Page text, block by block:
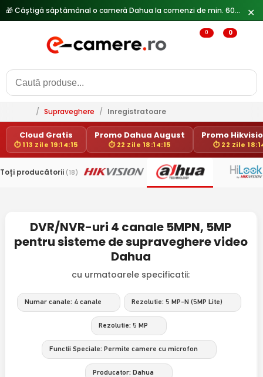
🎁 Câștigă săptămânal o cameră Dahua la comenzi de min. 600 lei — ✕
0 0
/ Supraveghere / Inregistratoare
Cloud Gratis
⏱ 113 Zile 19:14:15
Promo Dahua August
⏱ 22 Zile 18:14:15
Promo
⏱ 22 Zile
Toți producătorii (18)
DVR/NVR-uri 4 canale 5MPN, 5MP
pentru sisteme de supraveghere video
Dahua
cu urmatoarele specificatii:
Numar canale: 4 canale Rezolutie: 5 MP-N (5MP Lite)
Rezolutie: 5 MP
Functii Speciale: Permite camere cu microfon
Producator: Dahua